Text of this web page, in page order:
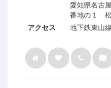
愛知県名古
番地の１ 松
アクセス
地下鉄東山